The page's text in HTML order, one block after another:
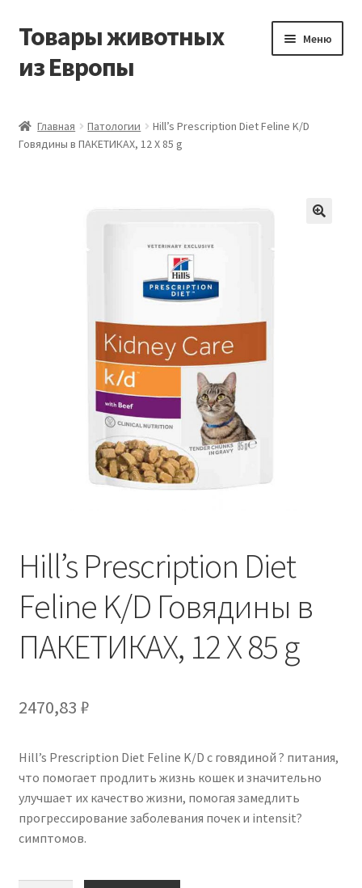
Перейти
навигации
Перейти
содержимому
Товары животных
из Европы
Меню
Виды доставки
Оформление заказа
Главная Патологии
Hill’s Prescription Diet Feline K/D
Говядины в ПАКЕТИКАХ, 12 X 85 g
Hill’s Prescription Diet
Feline K/D Говядины в
ПАКЕТИКАХ, 12 X 85 g
2470,83 ₽
Hill’s Prescription Diet Feline K/D с говядиной ? питания,
что помогает продлить жизнь кошек и значительно
улучшает их качество жизни, помогая замедлить
прогрессирование заболевания почек и intensit?
симптомов.